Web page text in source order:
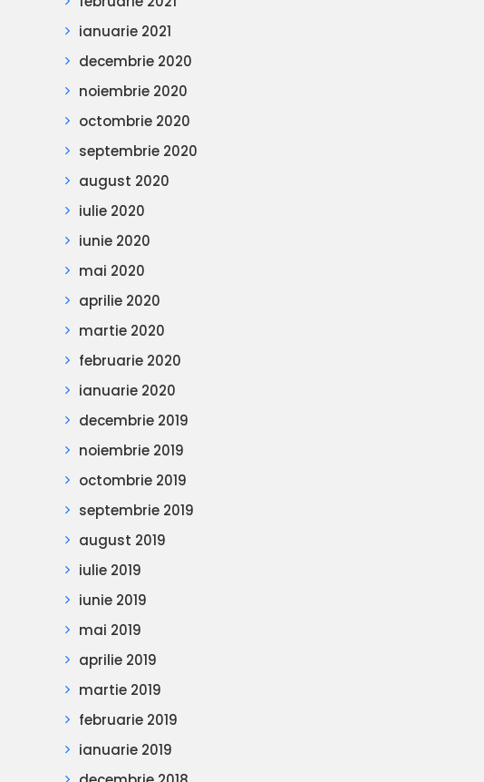
ianuarie 2021
decembrie 2020
noiembrie 2020
octombrie 2020
septembrie 2020
august 2020
iulie 2020
iunie 2020
mai 2020
aprilie 2020
martie 2020
februarie 2020
ianuarie 2020
decembrie 2019
noiembrie 2019
octombrie 2019
septembrie 2019
august 2019
iulie 2019
iunie 2019
mai 2019
aprilie 2019
martie 2019
februarie 2019
ianuarie 2019